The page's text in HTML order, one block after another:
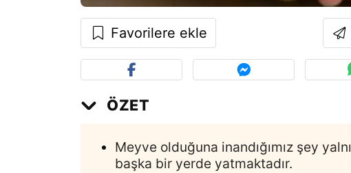
Favorilere ekle
ÖZET
Meyve olduğuna inandığımız şey
başka bir yerde yatmaktadır.